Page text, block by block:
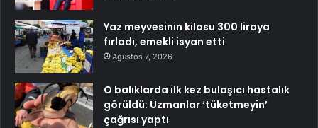
Yaz meyvesinin kilosu 300 liraya
fırladı, emekli isyan etti
Ağustos 7, 2026
O balıklarda ilk kez bulaşıcı hastalık
görüldü: Uzmanlar ‘tüketmeyin’
çağrısı yaptı